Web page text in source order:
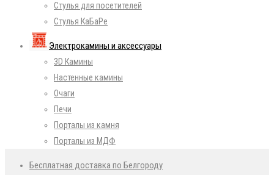
Стулья для посетителей
Стулья КаБаРе
Электрокамины и аксессуары
3D Камины
Настенные камины
Очаги
Печи
Порталы из камня
Порталы из МДФ
Бесплатная доставка по Белгороду